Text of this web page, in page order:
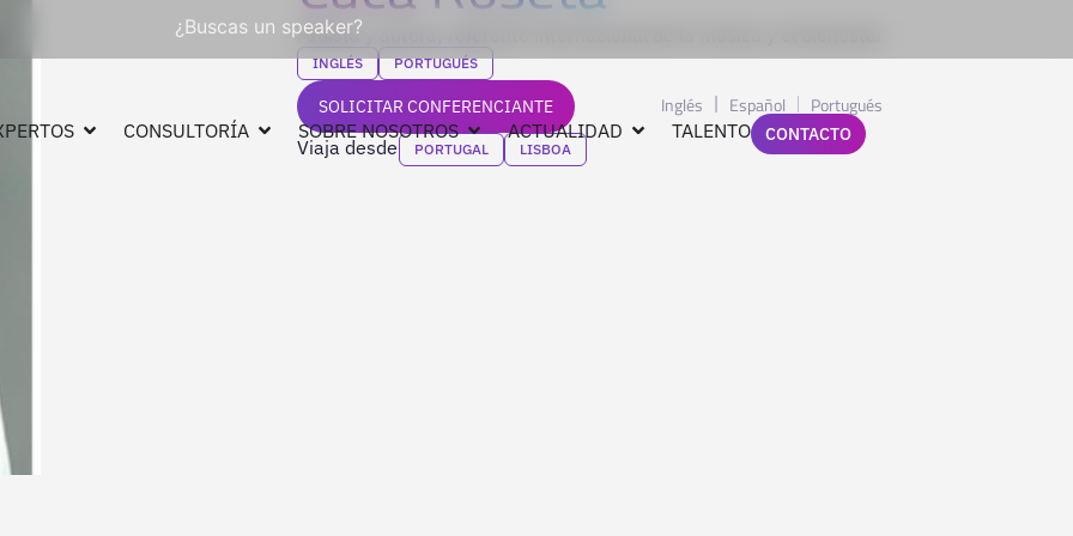
¿Buscas un speaker?
CONSULTORÍA SOBRE NOSOTROS ACTUALIDAD TALENTO
Inglés Español Portugués
CONTACTO
Fadista y autora; referente internacional de la música y el bienestar
INGLÉS PORTUGUÉS
SOLICITAR CONFERENCIANTE
Viaja desde PORTUGAL LISBOA